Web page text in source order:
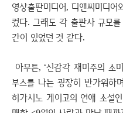
영상출판미디어, 디앤씨미디
컸다. 그래도 각 출판사 규모
간이 있었던 것 같다.
아무튼, ‘신감각 재미주의 소
부스를 나는 굉장히 반가워하
히가시노 게이고의 연애 소설